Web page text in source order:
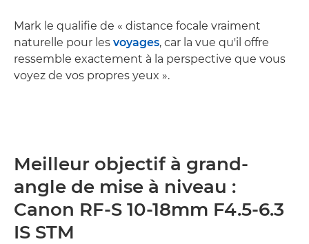
Mark le qualifie de « distance focale vraiment
naturelle pour les voyages, car la vue qu'il offre
ressemble exactement à la perspective que vous
voyez de vos propres yeux ».
Meilleur objectif à grand-
angle de mise à niveau :
Canon RF-S 10-18mm F4.5-6.3
IS STM